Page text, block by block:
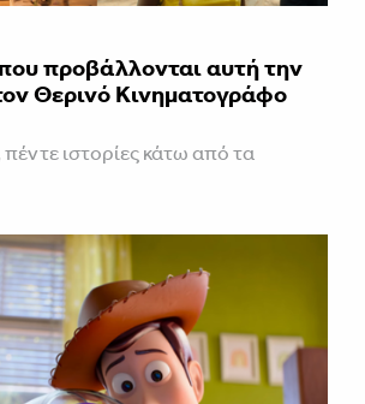
που προβάλλονται αυτή την
Θερινό Κινηματογράφο
ιστορίες κάτω από τα